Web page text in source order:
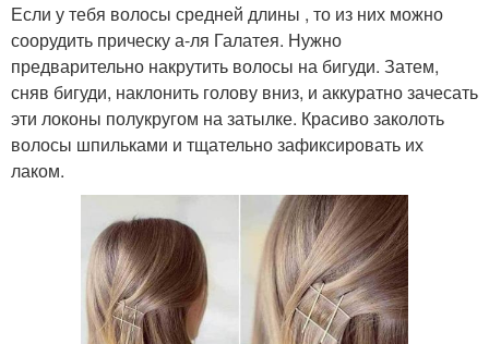
Если у тебя волосы средней длины , то из них можно
соорудить прическу а-ля Галатея. Нужно
предварительно накрутить волосы на бигуди. Затем,
сняв бигуди, наклонить голову вниз, и аккуратно зачесать
эти локоны полукругом на затылке. Красиво заколоть
волосы шпильками и тщательно зафиксировать их
лаком.